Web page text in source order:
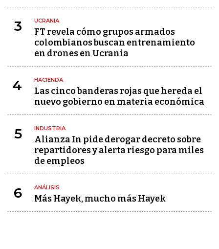
3 UCRANIA
FT revela cómo grupos armados
colombianos buscan entrenamiento
en drones en Ucrania
4 HACIENDA
Las cinco banderas rojas que hereda el
nuevo gobierno en materia económica
5 INDUSTRIA
Alianza In pide derogar decreto sobre
repartidores y alerta riesgo para miles
de empleos
6 ANÁLISIS
Más Hayek, mucho más Hayek